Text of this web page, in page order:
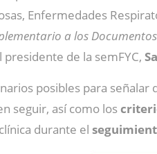
Enfermedades
a los
presidente de la semFYC,
posibles para señalar
seguir, así como los
durante el